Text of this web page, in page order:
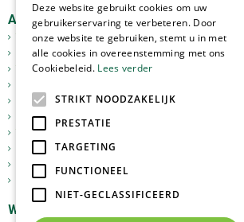
Assortiment
Tuinplanten
Kamerplanten
Tuinverlichting
Meststoffen
Graszoden
Tuingereedschap
Vijverartikelen
Sfeer en Cadeau
Dierbenodigdheden
Webshop
Deze website gebruikt cookies om uw
gebruikerservaring te verbeteren. Door
onze website te gebruiken, stemt u in met
alle cookies in overeenstemming met ons
Cookiebeleid. Lees verder
STRIKT NOODZAKELIJK
PRESTATIE
TARGETING
FUNCTIONEEL
NIET-GECLASSIFICEERD